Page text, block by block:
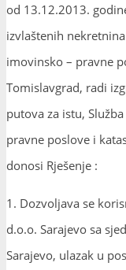
od 13.12.2013.
izvlaštenih
imovinsko – pravne
Tomislavgrad, radi
putova za istu,
pravne poslove i
donosi Rješenje :
1. Dozvoljava se
d.o.o. Sarajevo sa
Sarajevo, ulazak u